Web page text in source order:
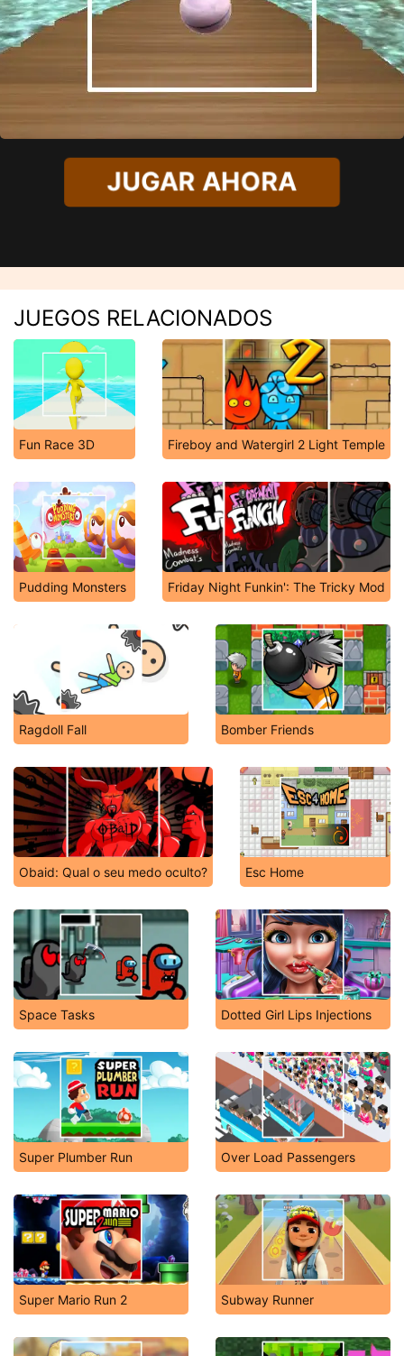
JUGAR AHORA
JUEGOS RELACIONADOS
Fun Race 3D Fireboy and Watergirl 2 Light Temple
Pudding Monsters Friday Night Funkin': The Tricky Mod
Ragdoll Fall Bomber Friends
Obaid: Qual o seu medo oculto? Esc Home
Space Tasks Dotted Girl Lips Injections
Super Plumber Run Over Load Passengers
Super Mario Run 2 Subway Runner